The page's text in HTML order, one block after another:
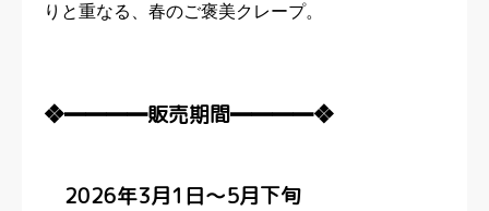
りと重なる、春のご褒美クレープ。
❖━━━━販売期間━━━━❖
2026年3月1日～5月下旬